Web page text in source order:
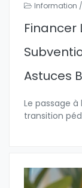
Information
Financer
Astuces
Le passage à
transition péd